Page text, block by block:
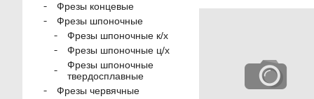
Фрезы концевые
Фрезы шпоночные
Фрезы шпоночные к/х
Фрезы шпоночные ц/х
Фрезы шпоночные
твердосплавные
Фрезы червячные